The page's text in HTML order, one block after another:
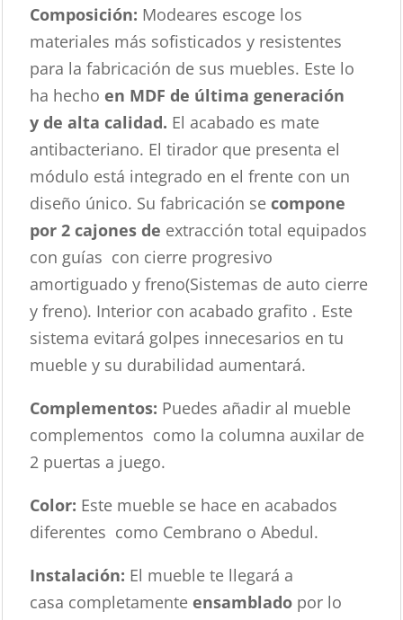
Composición: Modeares escoge los
materiales más sofisticados y resistentes
para la fabricación de sus muebles. Este lo
ha hecho en MDF de última generación
y de alta calidad. El acabado es mate
antibacteriano. El tirador que presenta el
módulo está integrado en el frente con un
diseño único. Su fabricación se compone
por 2 cajones de extracción total equipados
con guías con cierre progresivo
amortiguado y freno(Sistemas de auto cierre
y freno). Interior con acabado grafito . Este
sistema evitará golpes innecesarios en tu
mueble y su durabilidad aumentará.
Complementos: Puedes añadir al mueble
complementos como la columna auxilar de
2 puertas a juego.
Color: Este mueble se hace en acabados
diferentes como Cembrano o Abedul.
Instalación: El mueble te llegará a
casa completamente ensamblado por lo